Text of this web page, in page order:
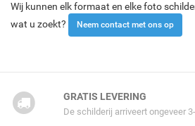
Wij kunnen elk formaat en elke foto
wat u zoekt?
Neem contact met ons op
GRATIS LEVERING
De schilderij arriveert ongeveer